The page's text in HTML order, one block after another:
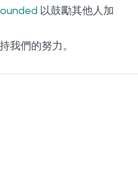
以鼓勵其他人加
我們的努力。